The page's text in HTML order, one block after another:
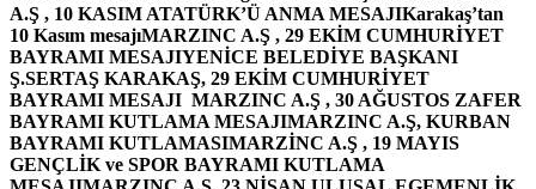
A.Ş , 10 KASIM ATATÜRK’Ü ANMA MESAJIKarakaş’tan
10 Kasım mesajıMARZINC A.Ş , 29 EKİM CUMHURİYET
BAYRAMI MESAJIYENİCE BELEDİYE BAŞKANI
Ş.SERTAŞ KARAKAŞ, 29 EKİM CUMHURİYET
BAYRAMI MESAJI MARZINC A.Ş , 30 AĞUSTOS ZAFER
BAYRAMI KUTLAMA MESAJIMARZINC A.Ş, KURBAN
BAYRAMI KUTLAMASIMARZİNC A.Ş , 19 MAYIS
GENÇLİK ve SPOR BAYRAMI KUTLAMA